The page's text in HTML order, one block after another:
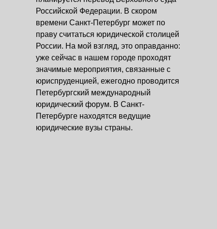
Российской Федерации. В скором
времени Санкт-Петербург может по
праву считаться юридической столицей
России. На мой взгляд, это оправданно:
уже сейчас в нашем городе проходят
значимые мероприятия, связанные с
юриспруденцией, ежегодно проводится
Петербургский международный
юридический форум. В Санкт-
Петербурге находятся ведущие
юридические вузы страны.